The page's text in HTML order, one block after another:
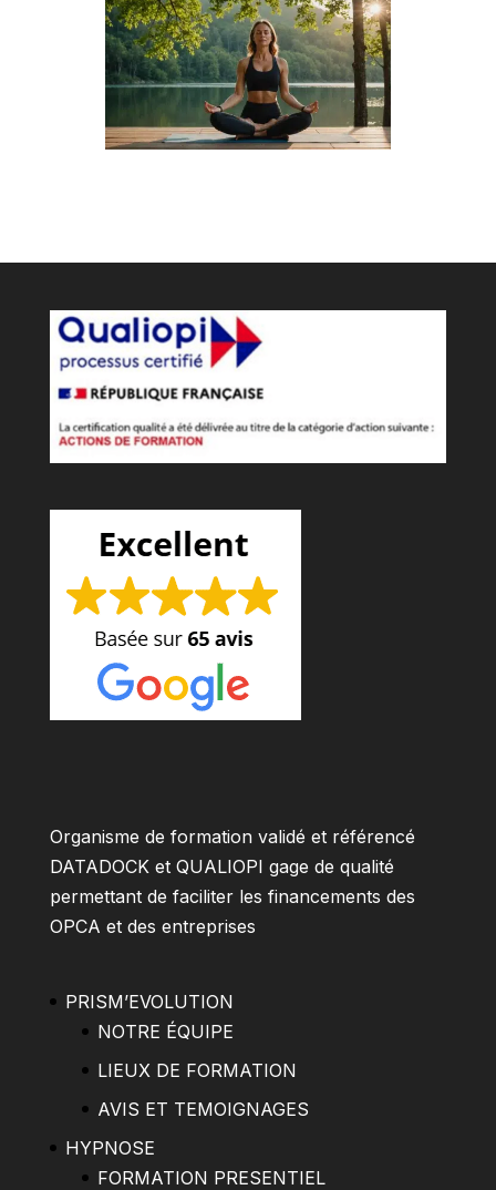
Organisme de formation validé et référencé
DATADOCK et QUALIOPI gage de qualité
permettant de faciliter les financements des
OPCA et des entreprises
PRISM’EVOLUTION
NOTRE ÉQUIPE
LIEUX DE FORMATION
AVIS ET TEMOIGNAGES
HYPNOSE
FORMATION PRESENTIEL